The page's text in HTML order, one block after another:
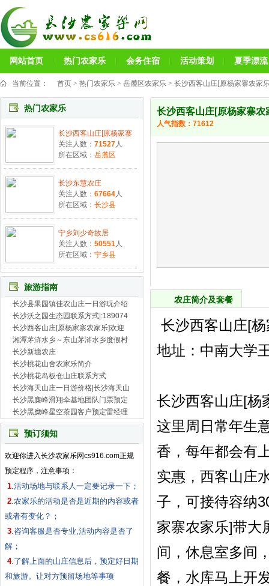
网站首页 热门农家乐 会务住宿 活动策划 夏季漂流
当前位置： 首页 > 热门农家乐 > 岳麓区农家乐 > 长沙西客山庄[原杨家寨农家
热门农家乐
长沙西客山庄[原杨家寨
关注人数： 71527人
所在区域： 岳麓区
长沙东慧农庄
关注人数： 67664人
所在区域： 长沙县
宁乡刘少奇故居
关注人数： 50551人
所在区域： 宁乡县
旅游指南
长沙县果园镇佳农山庄一日游玩介绍
长沙沃之园生态园联系方式|:189074
长沙西客山庄[原杨家寨农家乐]欢迎
湘潭茅浒水乡～东山茅浒水乡度假村
长沙新塘农庄
长沙桃花山舍农家乐简介
长沙桃花岛板仓山庄联系方式
长沙海天山庄一日游价格|长沙海天山
长沙黑麋峰滑翔伞基地团队门票预定
长沙黑糜峰星空茶园客户预定雷经理
预订须知
欢迎你进入长沙农家乐网cs916.com正规
预定程序，注意事项：
1.活动场地与联系人一定要记录一下；
2.农家乐的活动是否是近期的内容或者
或者有变化？；
3.咨询客服是否专业,活动内容是否了
解；
4.了解上面的山庄信息后，预定好日期
和旅游。让对方预留场地等事项
长沙西客山庄[原杨家寨农
人气指数： 71612
农庄简介及套餐
长沙西客山庄[
地址：中南大学
长沙西客山庄[杨
这里周日常年生
香，每年都会有
实惠，西客山庄
子，可接待容纳
家寨农家乐]带大
间，休息室多间
餐，水库马上开